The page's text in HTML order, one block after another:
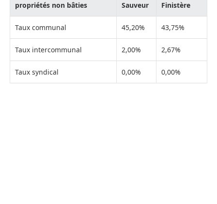
propriétés non bâties
Sauveur
Finistère
Taux communal 45,20% 43,75%
Taux intercommunal 2,00% 2,67%
Taux syndical 0,00% 0,00%